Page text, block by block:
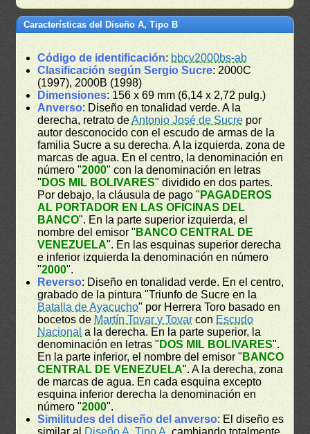
Características del Diseño A, Tipo B
Código de identificación: bbcv2000bs-ab
Clasificación según Sergio Sucre: 2000C
(1997), 2000B (1998)
Dimensiones: 156 x 69 mm (6,14 x 2,72 pulg.)
Anverso: Diseño en tonalidad verde. A la
derecha, retrato deAntonio José de Sucre por
autor desconocido con el escudo de armas de la
familia Sucre a su derecha. A la izquierda, zona de
marcas de agua. En el centro, la denominación en
número "2000" con la denominación en letras
" DOS MIL BOLIVARES" dividido en dos partes.
Por debajo, la cláusula de pago " PAGADEROS
AL PORTADOR EN LAS OFICINAS DEL
BANCO". En la parte superior izquierda, el
nombre del emisor " BANCO CENTRAL DE
VENEZUELA". En las esquinas superior derecha
e inferior izquierda la denominación en número
"2000".
Reverso: Diseño en tonalidad verde. En el centro,
grabado de la pintura "Triunfo de Sucre en la
Batalla de Ayacucho" por Herrera Toro basado en
bocetos de Martín Tovar y Tovar con Escudo
Nacional a la derecha. En la parte superior, la
denominación en letras " DOS MIL BOLIVARES".
En la parte inferior, el nombre del emisor " BANCO
CENTRAL DE VENEZUELA". A la derecha, zona
de marcas de agua. En cada esquina excepto
esquina inferior derecha la denominación en
número "2000".
Similitudes del diseño del anverso: El diseño es
similar al Diseño A ,Tipo A , cambiando totalmente